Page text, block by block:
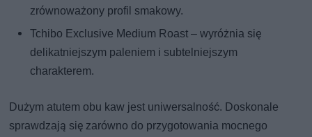
zrównoważony profil smakowy.
Tchibo Exclusive Medium Roast – wyróżnia się
delikatniejszym paleniem i subtelniejszym
charakterem.
Dużym atutem obu kaw jest uniwersalność. Doskonale
sprawdzają się zarówno do przygotowania mocnego